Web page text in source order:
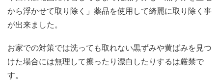
から浮かせて取り除く」薬品を使用して綺麗に取り除く事
が出来ました。
お家での対策では洗っても取れない黒ずみや黄ばみを見つ
けた場合には無理して擦ったり漂白したりするは厳禁で
す。